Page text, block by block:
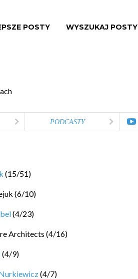
POSTY WYSZUKAJ POSTY
PODCASTY
(15/51)
(6/10)
(4/23)
Architects (4/16)
(4/9)
(4/7)